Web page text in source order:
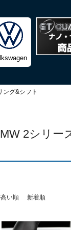
ング&シフト
2シリー
い順 新着順